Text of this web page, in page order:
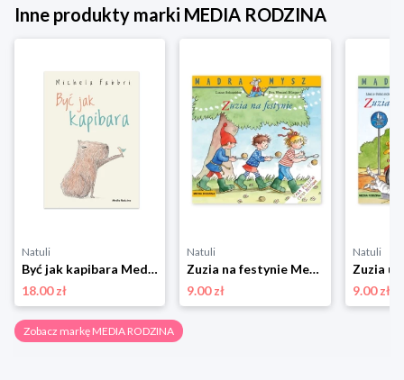
Inne produkty marki MEDIA RODZINA
Natuli
Być jak kapibara Media rodzina
18.00 zł
Natuli
Zuzia na festynie Media rodzina
9.00 zł
Natuli
9.00 zł
Zobacz markę MEDIA RODZINA